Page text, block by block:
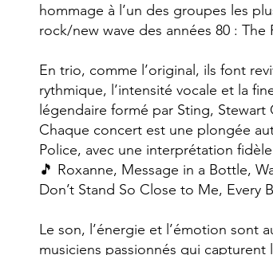
hommage à l’un des groupes les
rock/new wave des années 80 : The
En trio, comme l’original, ils font
rythmique, l’intensité vocale et la
légendaire formé par Sting,
Chaque concert est une plongée
Police, avec une interprétation
🎵 Roxanne, Message in a Bottle,
Don’t Stand So Close to Me, Every
Le son, l’énergie et l’émotion sont
musiciens passionnés qui capturent